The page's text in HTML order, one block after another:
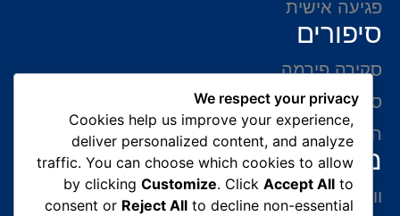
פגיעה אישית
סיפורים
סקירה פירמה
סיפורי הצלחה
המלצות של לקוחות
מידע ליצירת קשר
ווצאפ 054-765-0002
We respect your privacy
Cookies help us improve your experience,
deliver personalized content, and analyze
traffic. You can choose which cookies to allow
by clickingCustomize. ClickAccept All to
consent or Reject All to decline non-essential